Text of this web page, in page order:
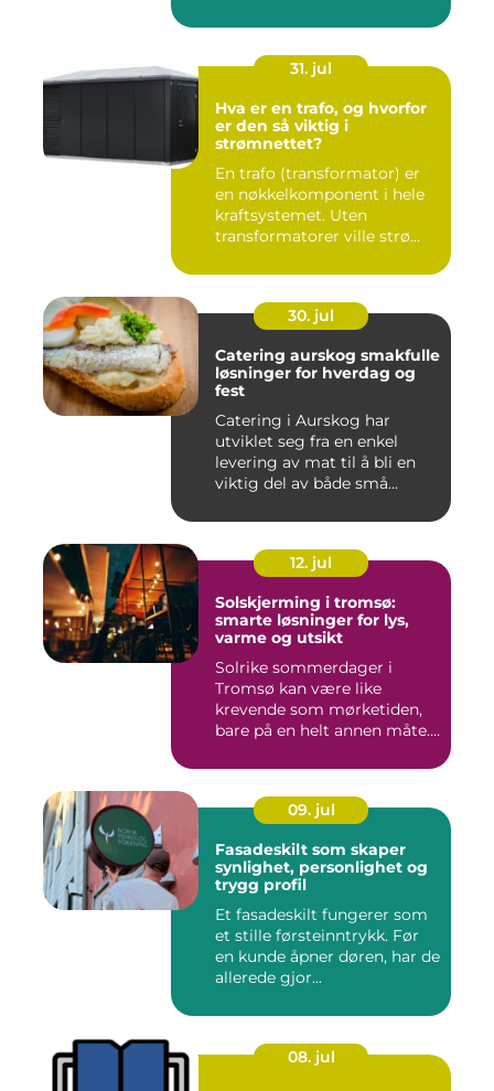
31. jul
Hva er en trafo, og hvorfor
er den så viktig i
strømnettet?
En trafo (transformator) er
en nøkkelkomponent i hele
kraftsystemet. Uten
transformatorer ville strø...
30. jul
Catering aurskog smakfulle
løsninger for hverdag og
fest
Catering i Aurskog har
utviklet seg fra en enkel
levering av mat til å bli en
viktig del av både små...
12. jul
Solskjerming i tromsø:
smarte løsninger for lys,
varme og utsikt
Solrike sommerdager i
Tromsø kan være like
krevende som mørketiden,
bare på en helt annen måte.
09. jul
Fasadeskilt som skaper
synlighet, personlighet og
trygg profil
Et fasadeskilt fungerer som
et stille førsteinntrykk. Før
en kunde åpner døren, har de
allerede gjor...
08. jul